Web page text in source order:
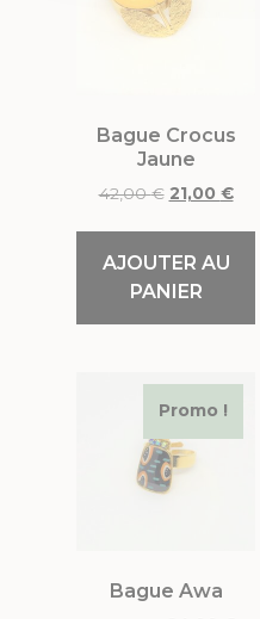
Bague Crocus
Jaune
42,00€ 21,00 €
AJOUTER AU
PANIER
Promo !
Bague Awa